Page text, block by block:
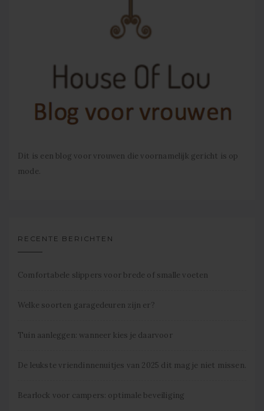
Dit is een blog voor vrouwen die voornamelijk gericht is op
mode.
RECENTE BERICHTEN
Comfortabele slippers voor brede of smalle voeten
Welke soorten garagedeuren zijn er?
Tuin aanleggen: wanneer kies je daarvoor
De leukste vriendinnenuitjes van 2025 dit mag je niet missen.
Bearlock voor campers: optimale beveiliging